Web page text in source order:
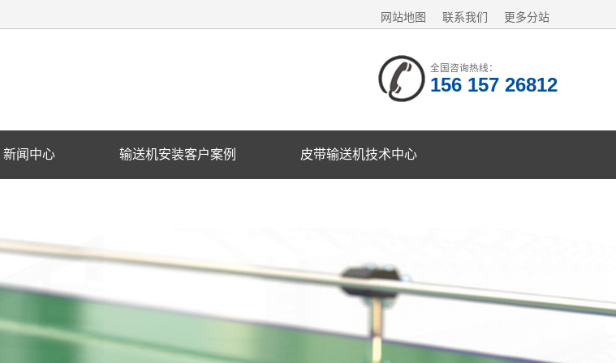
网站地图 联系我们 更多分站
全国咨询热线：
156 157 26812
新闻中心 输送机安装客户案例 皮带输送机技术中心